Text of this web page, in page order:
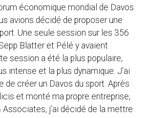
économique mondial de Davos.
avions décidé de proposer une
Une seule session sur les 356
Blatter et Pélé y avaient
session a été la plus populaire,
intense et la plus dynamique. J’ai
de créer un Davos du sport. Après
et monté ma propre entreprise,
Associates, j’ai décidé de la mettre